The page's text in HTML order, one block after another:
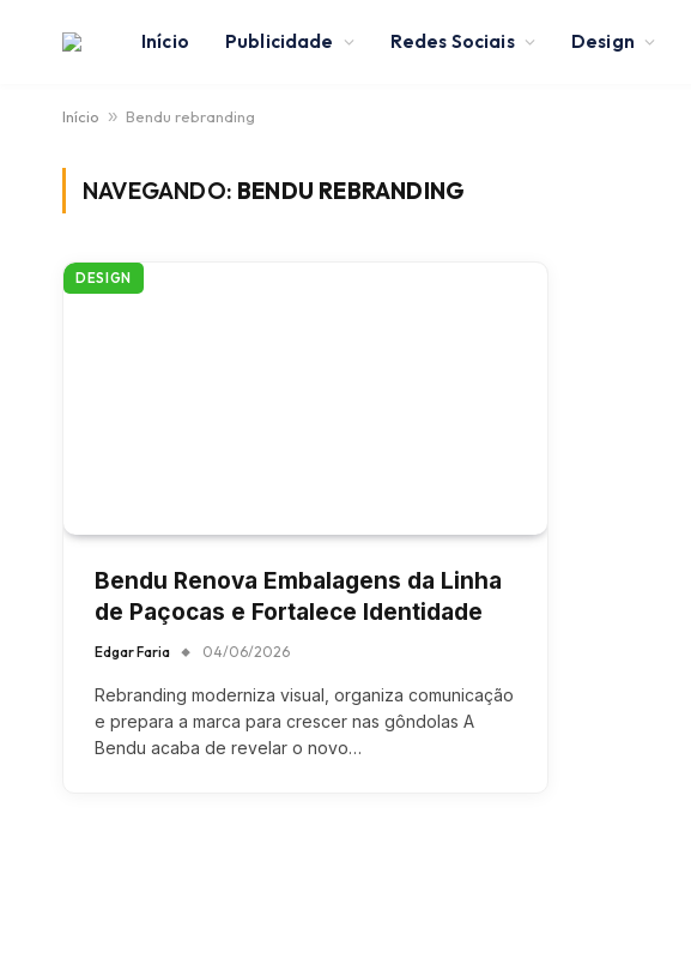
Início Publicidade Redes Sociais Design
Início » Bendu rebranding
NAVEGANDO: BENDU REBRANDING
DESIGN
Bendu Renova Embalagens da Linha
de Paçocas e Fortalece Identidade
Edgar Faria 04/06/2026
Rebranding moderniza visual, organiza comunicação
e prepara a marca para crescer nas gôndolas A
Bendu acaba de revelar o novo…